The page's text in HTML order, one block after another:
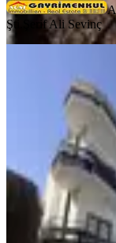
Şti.
Şerif Ali Sevinç